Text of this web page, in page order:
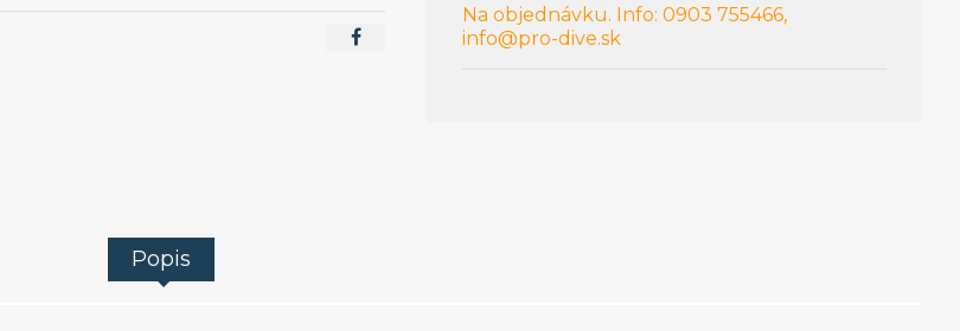
Na objednávku. Info: 0903 755466,
info@pro-dive.sk
Popis